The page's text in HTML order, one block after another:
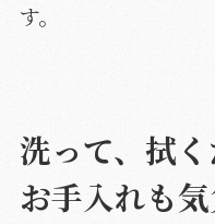
す。
洗って、拭
お手入れも